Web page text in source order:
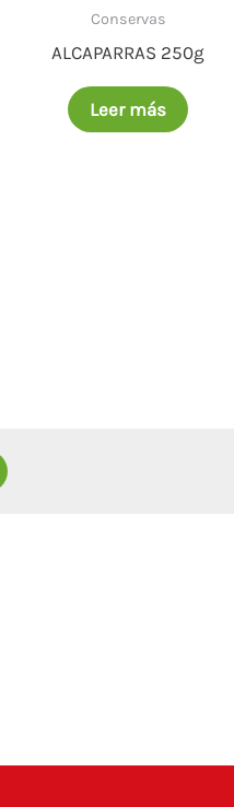
Conservas
ALCAPARRAS 250g
Leer más